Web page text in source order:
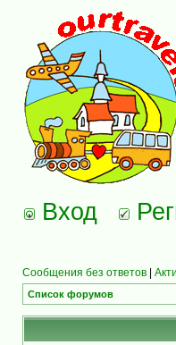
Вход
Сообщения без ответов |
Список форумов